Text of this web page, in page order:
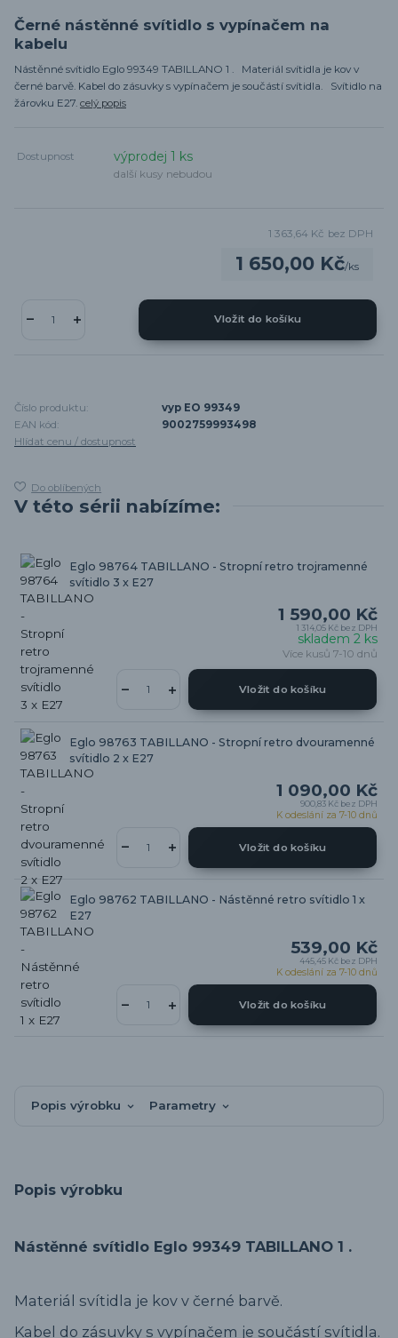
Černé nástěnné svítidlo s vypínačem na
kabelu
Nástěnné svítidlo Eglo 99349 TABILLANO 1 . Materiál svítidla je kov v
černé barvě. Kabel do zásuvky s vypínačem je součástí svítidla. Svítidlo na
žárovku E27. celý popis
Dostupnost výprodej 1 ks
další kusy nebudou
1 650,00 Kč/ks
1 363,64 Kč bez DPH
Vložit do košíku
Číslo produktu:
vyp EO 99349
EAN kód:
9002759993498
Hlídat cenu / dostupnost
Do oblíbených
V této sérii nabízíme:
Eglo 98764 TABILLANO - Stropní retro trojramenné
svítidlo 3 x E27
1 590,00 Kč
1 314,05 Kč bez DPH
skladem 2 ks
Více kusů 7-10 dnů
Vložit do košíku
Eglo 98763 TABILLANO - Stropní retro dvouramenné
svítidlo 2 x E27
1 090,00 Kč
900,83 Kč bez DPH
K odeslání za 7-10 dnů
Vložit do košíku
Eglo 98762 TABILLANO - Nástěnné retro svítidlo 1 x
E27
539,00 Kč
445,45 Kč bez DPH
K odeslání za 7-10 dnů
Vložit do košíku
Popis výrobku Parametry
Popis výrobku
Nástěnné svítidlo Eglo 99349 TABILLANO 1 .
Materiál svítidla je kov v černé barvě.
Kabel do zásuvky s vypínačem je součástí svítidla.